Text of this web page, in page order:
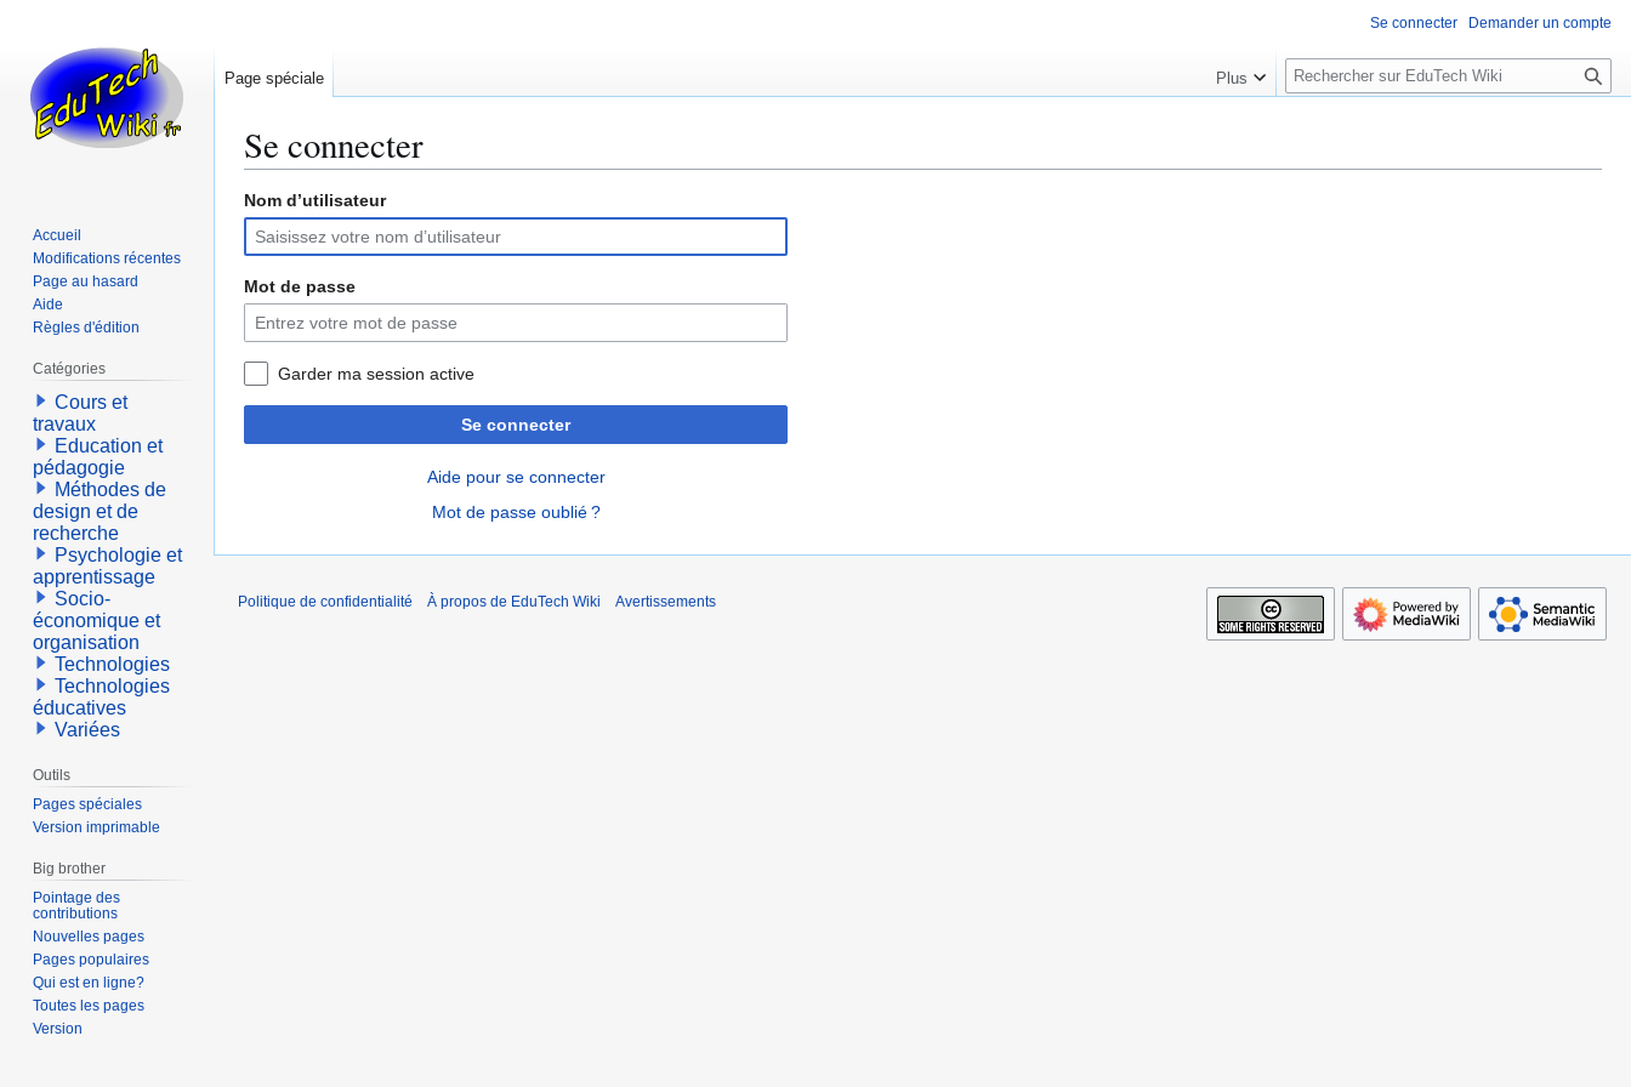
Se connecter
Aller
la
navigation
Aller
la
recherche
Nom d’utilisateur
Mot de passe
Garder ma session active
Se connecter
Aide pour se connecter
Mot de passe oublié ?
Se connecter Demander un compte
Page spéciale Plus
R
e
e
Accueil
Modifications récentes
Page au hasard
Aide
Règles d'édition
Catégories
Cours et
travaux
Education et
pédagogie
Méthodes de
design et de
recherche
Psychologie et
apprentissage
Socio-
économique et
organisation
Technologies
Technologies
éducatives
Variées
Outils
Pages spéciales
Version imprimable
Big brother
Pointage des
contributions
Nouvelles pages
Pages populaires
Qui est en ligne?
Toutes les pages
Version
Politique de confidentialité À propos de EduTech Wiki Avertissements